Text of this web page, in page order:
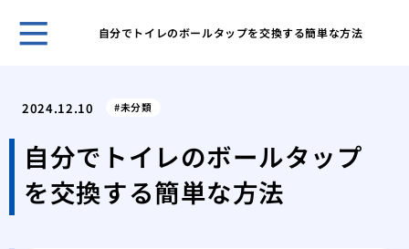
自分でトイレのボールタップを交換する簡単な方法
2024.12.10 未分類
自分でトイレのボールタップ
を交換する簡単な方法